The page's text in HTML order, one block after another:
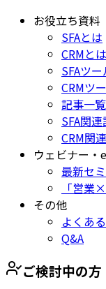
お役立ち資料
SFAとは
CRMとは
SFAツ
CRMツ
記事一覧
SFA関
CRM関
ウェビナー
最新セ
「営業
その他
よくあ
Q&A
ご検討中の方